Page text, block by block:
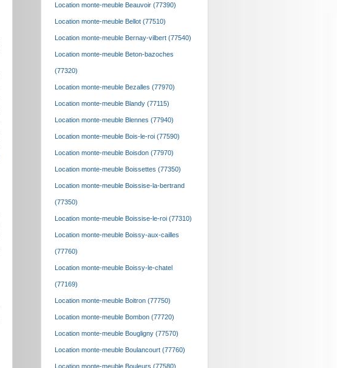
Location monte-meuble Beauvoir (77390)
Location monte-meuble Bellot (77510)
Location monte-meuble Bernay-vilbert (77540)
Location monte-meuble Beton-bazoches
(77320)
Location monte-meuble Bezalles (77970)
Location monte-meuble Blandy (77115)
Location monte-meuble Blennes (77940)
Location monte-meuble Bois-le-roi (77590)
Location monte-meuble Boisdon (77970)
Location monte-meuble Boissettes (77350)
Location monte-meuble Boissise-la-bertrand
(77350)
Location monte-meuble Boissise-le-roi (77310)
Location monte-meuble Boissy-aux-cailles
(77760)
Location monte-meuble Boissy-le-chatel
(77169)
Location monte-meuble Boitron (77750)
Location monte-meuble Bombon (77720)
Location monte-meuble Bougligny (77570)
Location monte-meuble Boulancourt (77760)
Location monte-meuble Bouleurs (77580)